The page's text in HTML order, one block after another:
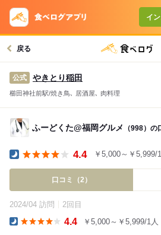
イ
戻る
公式 やきとり稲田
櫛田神社前駅/焼き鳥､ 居酒屋､ 肉料理
ふーどくた@福岡グルメ （998）の
4.4 ￥5,000～￥5,999/
口コミ（2）
2024/04 訪問 2回目
4.4 ￥5,000～￥5,999/1人